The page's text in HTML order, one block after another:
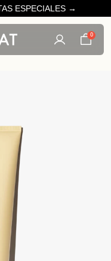
ESPECIALES →
0